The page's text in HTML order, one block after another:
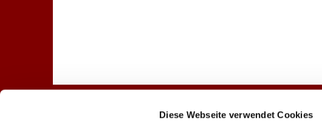
Diese Webseite verwendet Cookies
Gottesdienste